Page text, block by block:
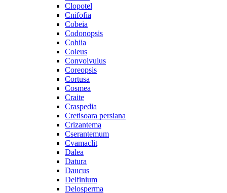
Clopotel
Cnifofia
Cobeia
Codonopsis
Cohiia
Coleus
Convolvulus
Coreopsis
Cortusa
Cosmea
Craite
Craspedia
Cretisoara persiana
Crizantema
Cserantemum
Cvamaclit
Dalea
Datura
Daucus
Delfinium
Delosperma